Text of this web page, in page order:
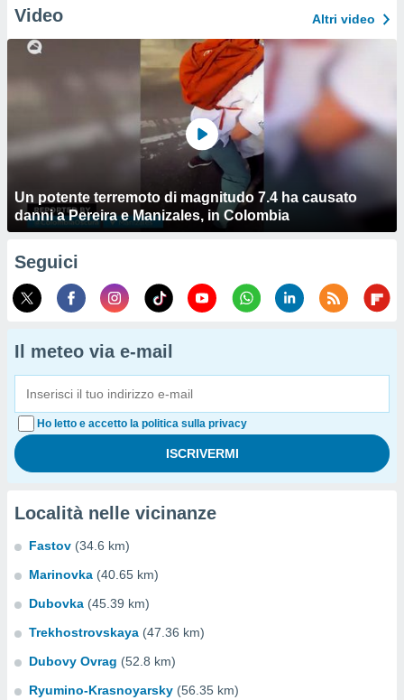
Video Altri video
Un potente terremoto di magnitudo 7.4 ha causato
danni a Pereira e Manizales, in Colombia
Seguici
Il meteo via e-mail
Ho letto e accetto la politica sulla privacy
Località nelle vicinanze
Fastov (34.6 km)
Marinovka (40.65 km)
Dubovka (45.39 km)
Trekhostrovskaya (47.36 km)
Dubovy Ovrag (52.8 km)
Ryumino-Krasnoyarsky (56.35 km)